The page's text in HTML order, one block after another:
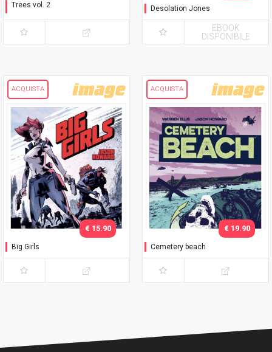
Trees vol. 2 Desolation Jones
EBOOK
DISPONIBILE
ACQUISTA
Big Girls
€ 15.90
ACQUISTA
Cemetery beach
€ 19.90